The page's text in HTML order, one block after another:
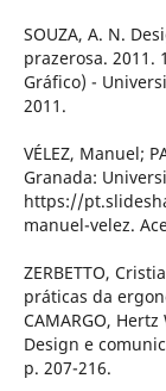
SOUZA, A. N.
prazerosa. 2011.
Gráfico) -
2011.
VÉLEZ, Manuel;
Granada:
https://
manuel-velez.
ZERBETTO,
práticas da
CAMARGO,
Design e
p. 207-216.